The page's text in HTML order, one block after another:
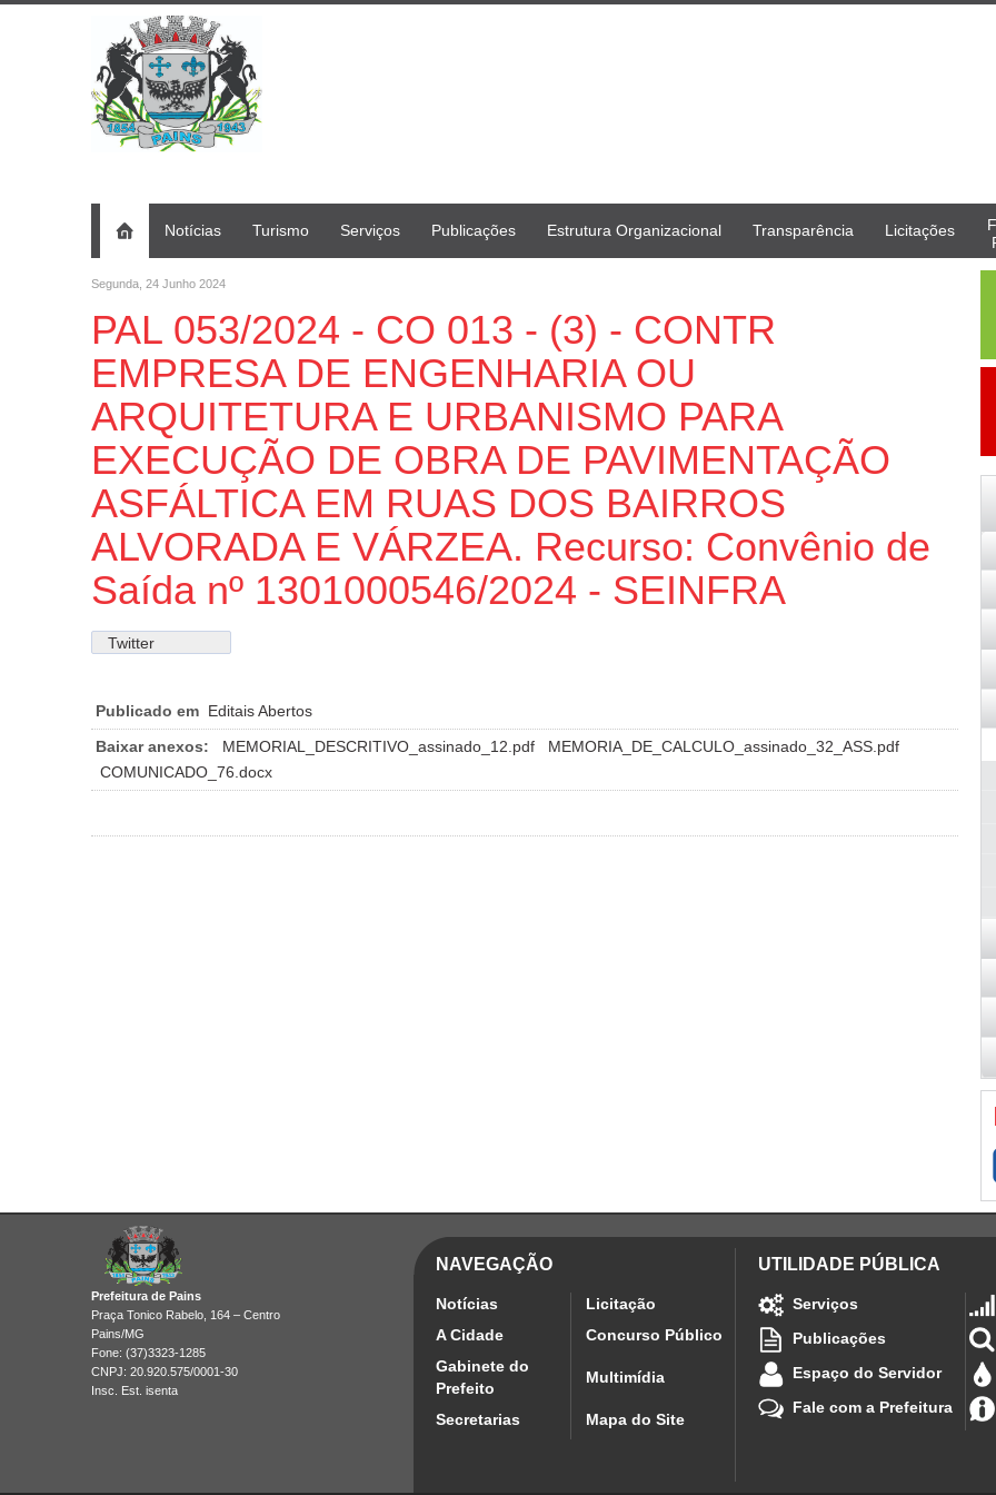
Notícias Turismo Serviços Publicações Estrutura Organizacional Transparência Licitações
Segunda, 24 Junho 2024
PAL 053/2024 - CO 013 - (3) - CONTR
EMPRESA DE ENGENHARIA OU
ARQUITETURA E URBANISMO PARA
EXECUÇÃO DE OBRA DE PAVIMENTAÇÃO
ASFÁLTICA EM RUAS DOS BAIRROS
ALVORADA E VÁRZEA. Recurso: Convênio de
Saída nº 1301000546/2024 - SEINFRA
Twitter
Publicado em Editais Abertos
Baixar anexos:
MEMORIAL_DESCRITIVO_assinado_12.pdf
MEMORIA_DE_CALCULO_assinado_32_ASS.pdf
COMUNICADO_76.docx
Prefeitura de Pains
Praça Tonico Rabelo, 164 – Centro
Pains/MG
Fone: (37)3323-1285
CNPJ: 20.920.575/0001-30
Insc. Est. isenta
NAVEGAÇÃO
Notícias
Licitação
A Cidade
Concurso Público
Gabinete do
Prefeito
Multimídia
Secretarias Mapa do Site
UTILIDADE PÚBLICA
Serviços
Publicações
Espaço do Servidor
Fale com a Prefeitura